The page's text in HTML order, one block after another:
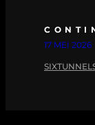
17 MEI 2026